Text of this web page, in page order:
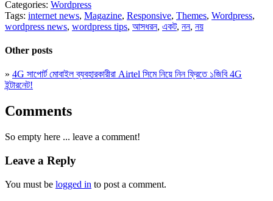
Categories: Wordpress
Tags: internet news, Magazine, Responsive, Themes, Wordpress,
wordpress news, wordpress tips, আসধরন, একট, নন, নয়
Other posts
» 4G সাপোর্ট মোবাইল ব্যবহারকারীরা Airtel সিমে নিয়ে নিন ফ্রিতে ১জিবি 4G
ইন্টারনেট!
Comments
So empty here ... leave a comment!
Leave a Reply
You must be logged in to post a comment.